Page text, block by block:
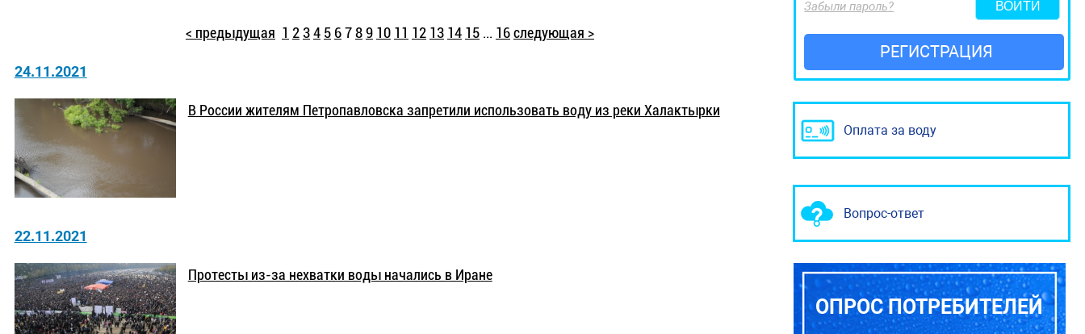
< предыдущая 1 2 34 5 6789 10 11 12 13 14 15... 16следующая >
24.11.2021
В России жителям Петропавловска запретили использовать воду из реки Халактырки
22.11.2021
Протесты из-за нехватки воды начались в Иране
Забыли пароль?
РЕГИСТРАЦИЯ
Оплата за воду
Вопрос-ответ
ОПРОС ПОТРЕБИТЕЛЕЙ